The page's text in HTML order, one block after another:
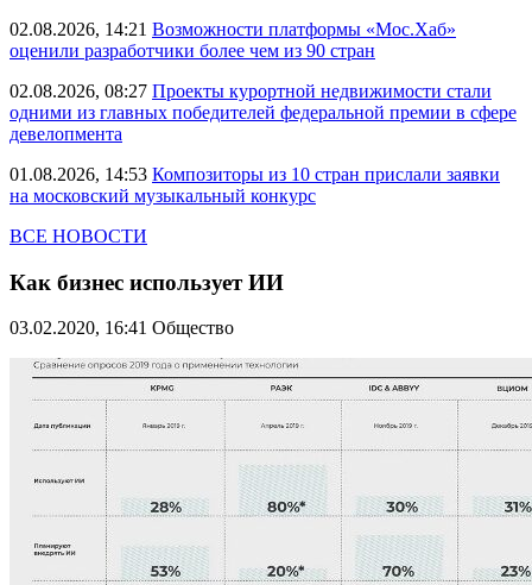
02.08.2026, 14:21 Возможности платформы «Мос.Хаб»
оценили разработчики более чем из 90 стран
02.08.2026, 08:27 Проекты курортной недвижимости стали
одними из главных победителей федеральной премии в сфере
девелопмента
01.08.2026, 14:53 Композиторы из 10 стран прислали заявки
на московский музыкальный конкурс
ВСЕ НОВОСТИ
Как бизнес использует ИИ
03.02.2020, 16:41 Общество